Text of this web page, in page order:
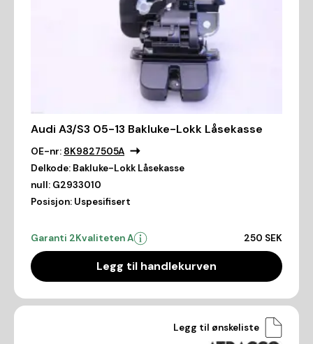
Audi A3/S3 05-13 Bakluke-Lokk Låsekasse
OE-nr: 8K9827505A
Delkode: Bakluke-Lokk Låsekasse
null: G2933010
Posisjon: Uspesifisert
Garanti 2Kvaliteten A 250 SEK
Legg til handlekurven
Legg til ønskeliste